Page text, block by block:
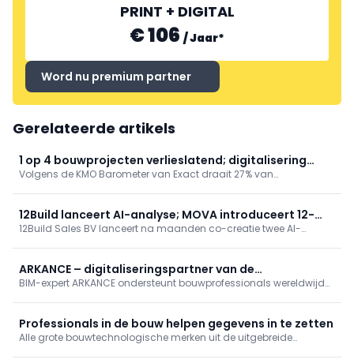
PRINT + DIGITAL
€ 106 /Jaar*
Word nu premium partner
Gerelateerde artikels
1 op 4 bouwprojecten verlieslatend; digitalisering
biedt 10% groei
Volgens de KMO Barometer van Exact draait 27% van
capaciteitszicht circa 10% extra omzet. Inflatie en laattijdige
betalingen (gem. €20.000) drukken marges.
12Build lanceert AI-analyse; MOVA introduceert 12-
nozzle 3D-printer
12Build Sales BV lanceert na maanden co-creatie twee AI-
verlagen. Verder onthult MOVA AtomForm op RAPID + TCT Boston
2026 de Palette 300, een vlaggenschip-3D-printer met
automatische nozzle-swapping via 12 spuitmonden voor sneller
en veelzijdiger printen.
ARKANCE – digitaliseringspartner van de
bouwprofessional
BIM-expert ARKANCE ondersteunt bouwprofessionals wereldwijd
van gebouwen.
Professionals in de bouw helpen gegevens in te zetten
Alle grote bouwtechnologische merken uit de uitgebreide